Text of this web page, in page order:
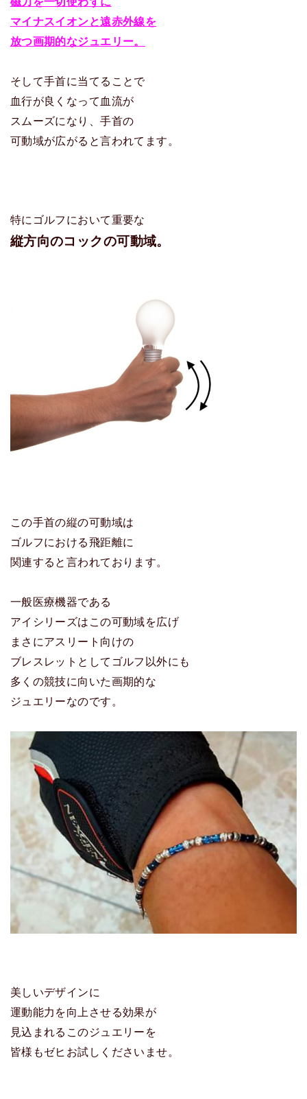
マイナスイオンと遠赤外線を
放つ画期的なジュエリー。
そして手首に当てることで
血行が良くなって血流が
スムーズになり、手首の
可動域が広がると言われてます。
特にゴルフにおいて重要な
縦方向のコックの可動域。
この手首の縦の可動域は
ゴルフにおける飛距離に
関連すると言われております。
一般医療機器である
アイシリーズはこの可動域を広げ
まさにアスリート向けの
ブレスレットとしてゴルフ以外にも
多くの競技に向いた画期的な
ジュエリーなのです。
美しいデザインに
運動能力を向上させる効果が
見込まれるこのジュエリーを
皆様もゼヒお試しくださいませ。